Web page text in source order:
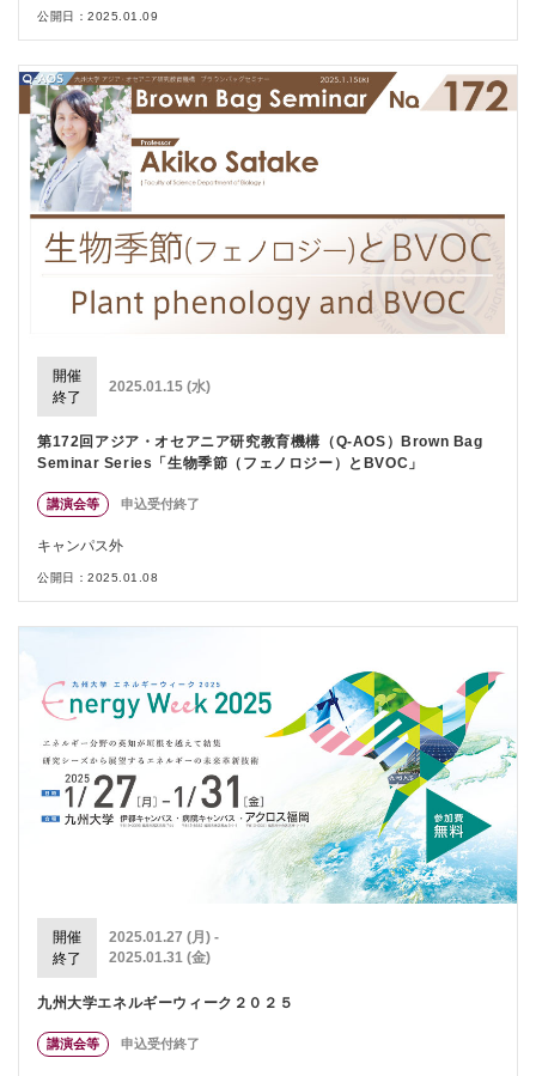
公開日：2025.01.09
開催
終了
2025.01.15 (水)
第172回アジア・オセアニア研究教育機構（Q-AOS）Brown Bag
Seminar Series「生物季節（フェノロジー）とBVOC」
講演会等 申込受付終了
キャンパス外
公開日：2025.01.08
開催
終了
2025.01.27 (月) -
2025.01.31 (金)
九州大学エネルギーウィーク２０２５
講演会等 申込受付終了